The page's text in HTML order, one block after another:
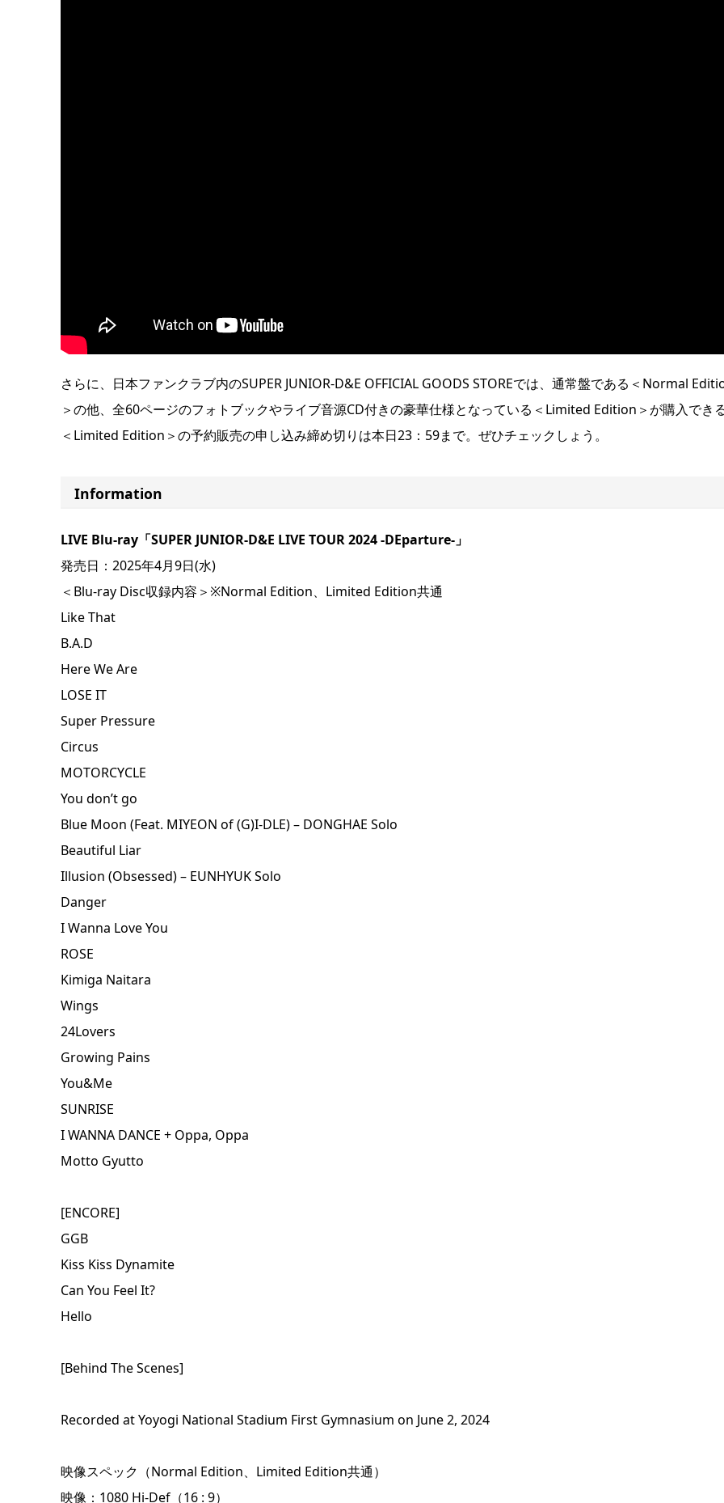
さらに、日本ファンクラブ内のSUPER JUNIOR-D&E OFFICIAL GOODS STOREでは、通常盤である＜Normal
＞の他、全60ページのフォトブックやライブ音源CD付きの豪華仕様となっている＜Limited Edition＞が購入できる
＜Limited Edition＞の予約販売の申し込み締め切りは本日23：59まで。ぜひチェックしょう。
Information
LIVE Blu-ray「SUPER JUNIOR-D&E LIVE TOUR 2024 -DEparture-」
発売日：2025年4月9日(水)
＜Blu-ray Disc収録内容＞※Normal Edition、Limited Edition共通
Like That
B.A.D
Here We Are
LOSE IT
Super Pressure
Circus
MOTORCYCLE
You don’t go
Blue Moon (Feat. MIYEON of (G)I-DLE) – DONGHAE Solo
Beautiful Liar
Illusion (Obsessed) – EUNHYUK Solo
Danger
I Wanna Love You
ROSE
Kimiga Naitara
Wings
24Lovers
Growing Pains
You&Me
SUNRISE
I WANNA DANCE + Oppa, Oppa
Motto Gyutto
[ENCORE]
GGB
Kiss Kiss Dynamite
Can You Feel It?
Hello
[Behind The Scenes]
Recorded at Yoyogi National Stadium First Gymnasium on June 2, 2024
映像スペック（Normal Edition、Limited Edition共通）
映像：1080 Hi-Def（16 : 9）